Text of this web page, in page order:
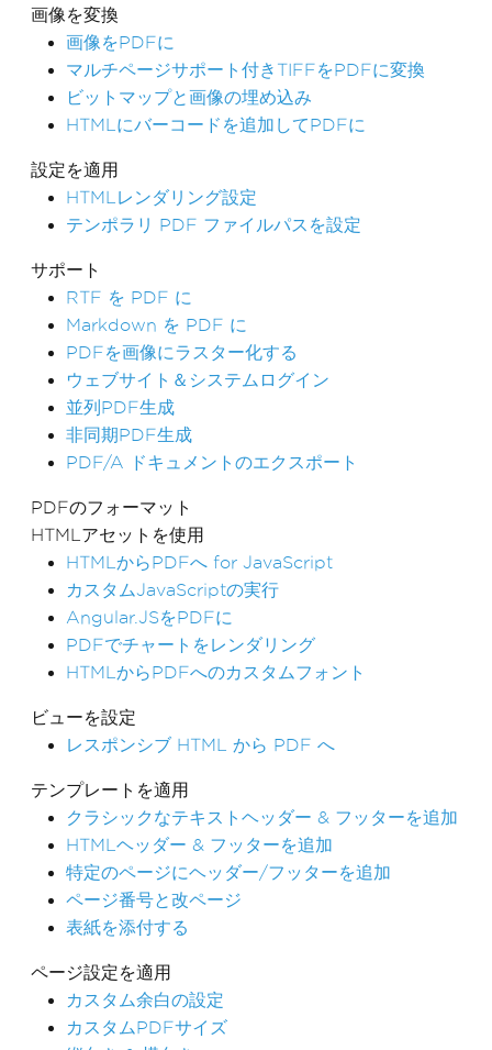
画像を変換
画像をPDFに
マルチページサポート付きTIFFをPDFに変換
ビットマップと画像の埋め込み
HTMLにバーコードを追加してPDFに
設定を適用
HTMLレンダリング設定
テンポラリ PDF ファイルパスを設定
サポート
RTF を PDF に
Markdown を PDF に
PDFを画像にラスター化する
ウェブサイト＆システムログイン
並列PDF生成
非同期PDF生成
PDF/A ドキュメントのエクスポート
PDFのフォーマット
HTMLアセットを使用
HTMLからPDFへ for JavaScript
カスタムJavaScriptの実行
Angular.JSをPDFに
PDFでチャートをレンダリング
HTMLからPDFへのカスタムフォント
ビューを設定
レスポンシブ HTML から PDF へ
テンプレートを適用
クラシックなテキストヘッダー & フッターを追加
HTMLヘッダー & フッターを追加
特定のページにヘッダー/フッターを追加
ページ番号と改ページ
表紙を添付する
ページ設定を適用
カスタム余白の設定
カスタムPDFサイズ